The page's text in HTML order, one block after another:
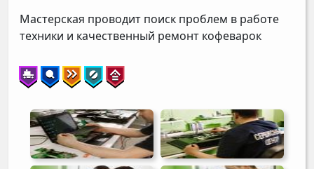
Мастерская проводит поиск проблем в работе
техники и качественный ремонт кофеварок